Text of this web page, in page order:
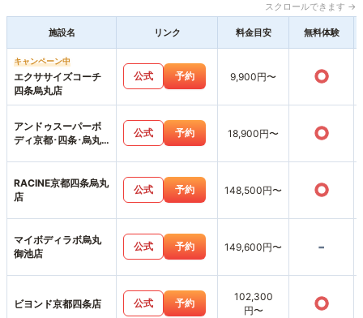
スクロールできます →
施設名 リンク 料金目安 無料体験
キャンペーン中
エクササイズコーチ
四条烏丸店
公式 予約 9,900円〜 ○
アンドゥスーパーボ
ディ京都･四条･烏丸
公式 予約 18,900円〜 ○
RACINE京都四条烏丸
店
公式 予約 148,500円〜 ○
マイボディラボ烏丸
御池店
公式 予約 149,600円〜 -
ビヨンド京都四条店 公式 予約
102,300
円〜
○